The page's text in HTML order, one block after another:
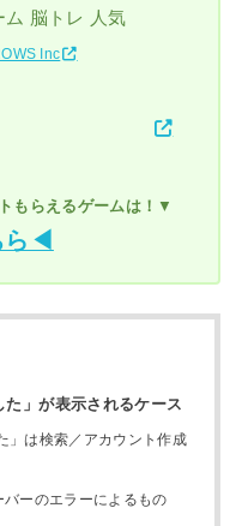
ム 脳トレ 人気
Inc
もらえるゲームは！ ▼
ら◀
」が表示されるケース
」は検索／アカウント作成
ーのエラーによるもの